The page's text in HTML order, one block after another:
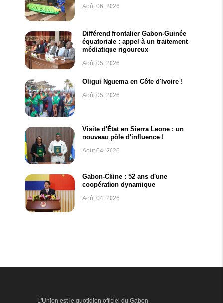
Août 06, 2026
Différend frontalier Gabon-Guinée
équatoriale : appel à un traitement
médiatique rigoureux
Août 05, 2026
Oligui Nguema en Côte d'Ivoire !
Août 05, 2026
Visite d'État en Sierra Leone : un
nouveau pôle d'influence !
Août 04, 2026
Gabon-Chine : 52 ans d'une
coopération dynamique
Août 04, 2026
L'Union est le quotidien officiel du Gabon